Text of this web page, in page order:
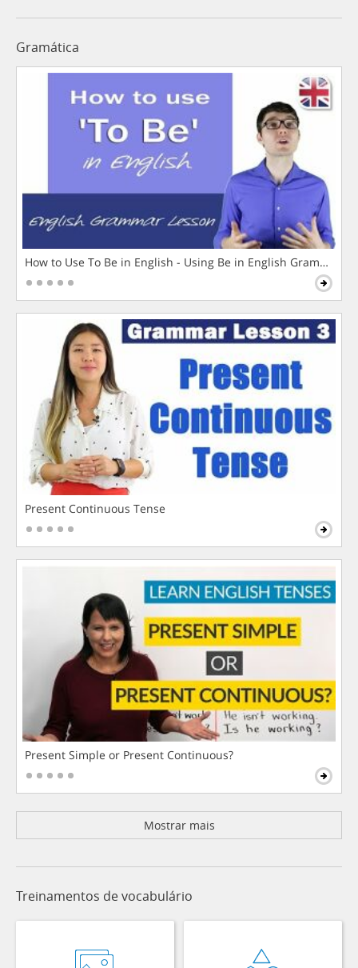
Gramática
How to Use To Be in English - Using Be in English Grammar
Present Continuous Tense
Present Simple or Present Continuous?
Mostrar mais
Treinamentos de vocabulário